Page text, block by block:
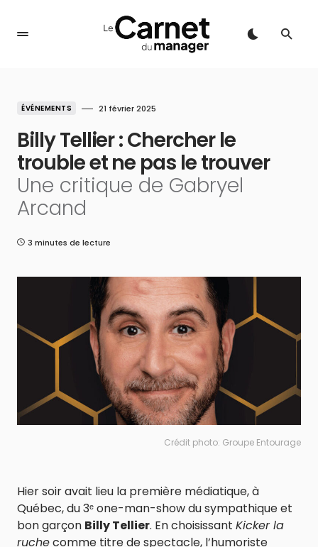
ÉVÉNEMENTS 21 février 2025
Billy Tellier : Chercher le
trouble et ne pas le trouver
Une critique de Gabryel
Arcand
3 minutes de lecture
Crédit photo: Groupe Entourage
Hier soir avait lieu la première médiatique, à
Québec, du 3ᵉ one-man-show du sympathique et
bon garçon Billy Tellier. En choisissant Kicker la
ruchecomme titre de spectacle, l’humoriste